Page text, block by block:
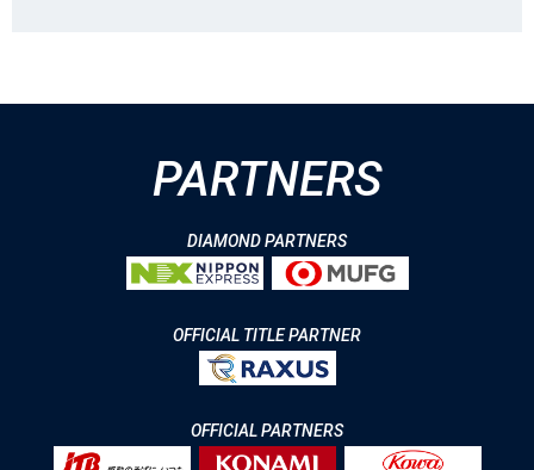
PARTNERS
DIAMOND PARTNERS
OFFICIAL TITLE PARTNER
OFFICIAL PARTNERS